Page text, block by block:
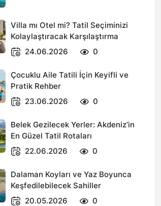
Villa mı Otel mi? Tatil Seçiminizi
Kolaylaştıracak Karşılaştırma
24.06.2026
0
Çocuklu Aile Tatili İçin Keyifli ve
Pratik Rehber
23.06.2026
0
Belek Gezilecek Yerler: Akdeniz’in
En Güzel Tatil Rotaları
22.06.2026
0
Dalaman Koyları ve Yaz Boyunca
Keşfedilebilecek Sahiller
20.05.2026
0